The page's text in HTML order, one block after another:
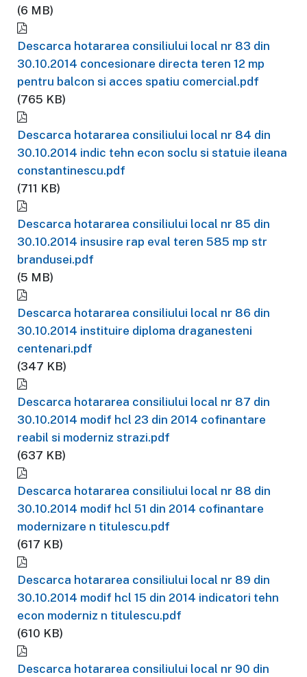
(6 MB)
Descarca hotararea consiliului local nr 83 din
30.10.2014 concesionare directa teren 12 mp
pentru balcon si acces spatiu comercial.pdf
(765 KB)
Descarca hotararea consiliului local nr 84 din
30.10.2014 indic tehn econ soclu si statuie ileana
constantinescu.pdf
(711 KB)
Descarca hotararea consiliului local nr 85 din
30.10.2014 insusire rap eval teren 585 mp str
brandusei.pdf
(5 MB)
Descarca hotararea consiliului local nr 86 din
30.10.2014 instituire diploma draganesteni
centenari.pdf
(347 KB)
Descarca hotararea consiliului local nr 87 din
30.10.2014 modif hcl 23 din 2014 cofinantare
reabil si moderniz strazi.pdf
(637 KB)
Descarca hotararea consiliului local nr 88 din
30.10.2014 modif hcl 51 din 2014 cofinantare
modernizare n titulescu.pdf
(617 KB)
Descarca hotararea consiliului local nr 89 din
30.10.2014 modif hcl 15 din 2014 indicatori tehn
econ moderniz n titulescu.pdf
(610 KB)
Descarca hotararea consiliului local nr 90 din